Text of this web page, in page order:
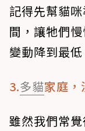
記得先幫貓
間，讓牠們
變動降到最
3.多貓家庭，
雖然我們常